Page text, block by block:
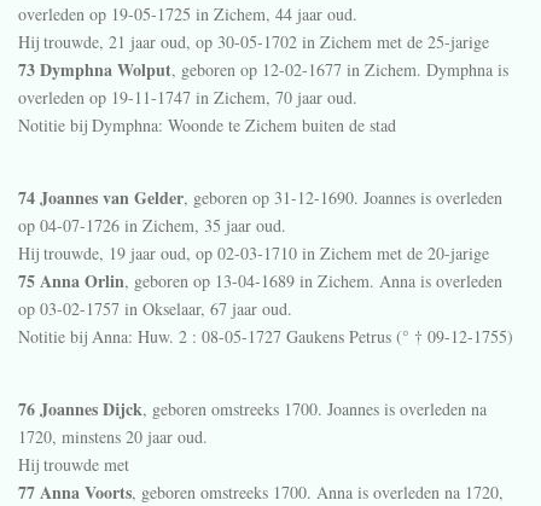
overleden op 19-05-1725 in Zichem, 44 jaar oud.
Hij trouwde, 21 jaar oud, op 30-05-1702 in Zichem met de 25-jarige
73 Dymphna Wolput, geboren op 12-02-1677 in Zichem. Dymphna is
overleden op 19-11-1747 in Zichem, 70 jaar oud.
Notitie bij Dymphna: Woonde te Zichem buiten de stad
74 Joannes van Gelder, geboren op 31-12-1690. Joannes is overleden
op 04-07-1726 in Zichem, 35 jaar oud.
Hij trouwde, 19 jaar oud, op 02-03-1710 in Zichem met de 20-jarige
75 Anna Orlin, geboren op 13-04-1689 in Zichem. Anna is overleden
op 03-02-1757 in Okselaar, 67 jaar oud.
Notitie bij Anna: Huw. 2 : 08-05-1727 Gaukens Petrus (° † 09-12-1755)
76 Joannes Dijck, geboren omstreeks 1700. Joannes is overleden na
1720, minstens 20 jaar oud.
Hij trouwde met
77 Anna Voorts, geboren omstreeks 1700. Anna is overleden na 1720,